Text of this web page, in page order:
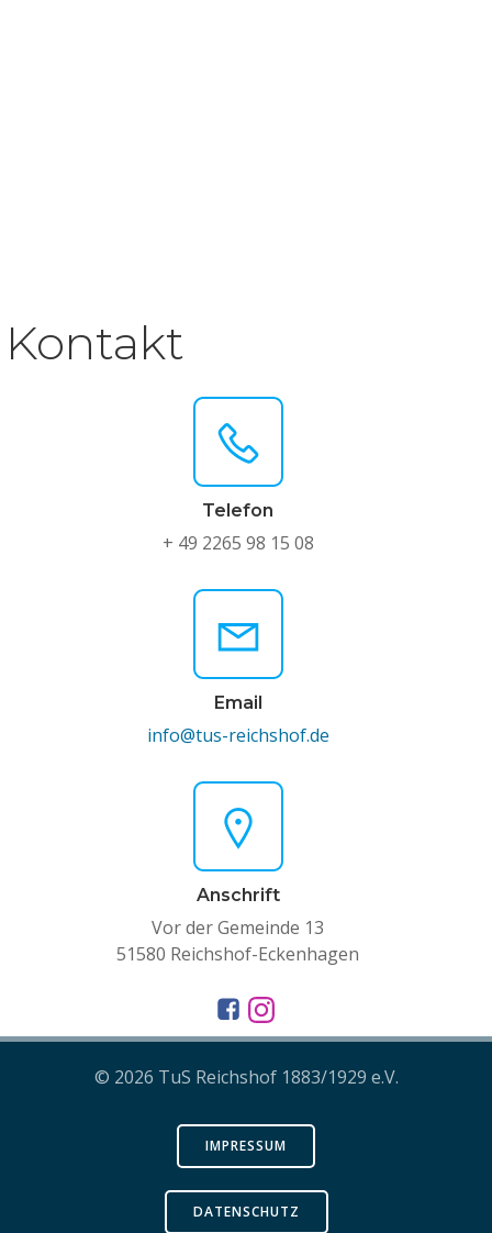
Kontakt
Telefon
+ 49 2265 98 15 08
Email
info@tus-reichshof.de
Anschrift
Vor der Gemeinde 13
51580 Reichshof-Eckenhagen
© 2026 TuS Reichshof 1883/1929 e.V.
IMPRESSUM
DATENSCHUTZ